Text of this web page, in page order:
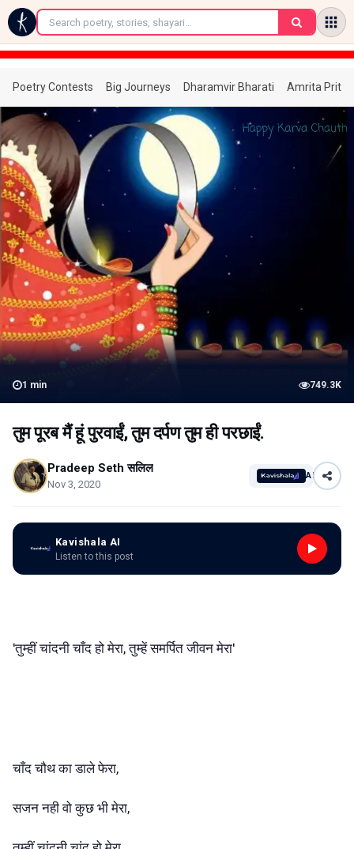
←
Poetry Contests Big Journeys Dharamvir Bharati Amrita
1 min 749.3K
तुम पूरब मैं हूं पुरवाईं, तुम दर्पण तुम ही परछाईं.
Pradeep Seth सलिल
Nov 3, 2020
AI
Kavishala AI
Listen to this post
'तुम्हीं चांदनी चाँद हो मेरा, तुम्हें समर्पित जीवन मेरा'
चाँद चौथ का डाले फेरा,
सजन नही वो कुछ भी मेरा,